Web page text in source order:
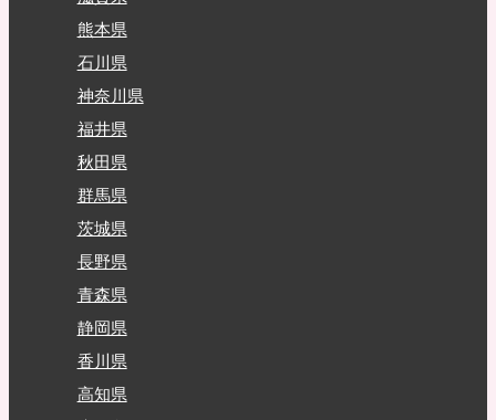
熊本県
石川県
神奈川県
福井県
秋田県
群馬県
茨城県
長野県
青森県
静岡県
香川県
高知県